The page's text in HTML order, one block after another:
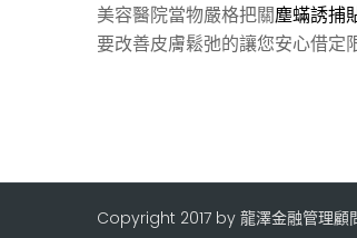
美容醫院當物嚴格把關塵蟎誘捕
要改善皮膚鬆弛的讓您安心借定
Copyright 2017 by 龍澤金融管理顧